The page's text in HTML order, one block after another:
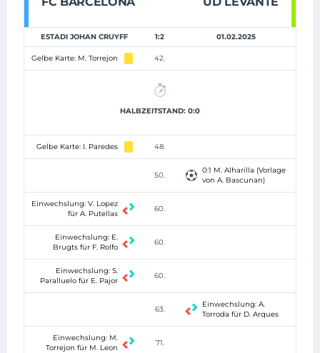
ESTADI JOHAN CRUYFF 1:2 01.02.2025
Gelbe Karte: M. Torrejon 42.
HALBZEITSTAND: 0:0
Gelbe Karte: I. Paredes 48.
50.
0:1 M. Alharilla (Vorlage
von A. Bascunan)
Einwechslung: V. Lopez
für A. Putellas
60.
Einwechslung: E.
Brugts für F. Rolfo
60.
Einwechslung: S.
Paralluelo für E. Pajor
60.
63.
Einwechslung: A.
Torroda für D. Arques
Einwechslung: M.
Torrejon für M. Leon
71.